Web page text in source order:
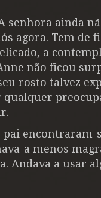
ainda
agora. Tem de
a
não ficou
rosto talvez
encontraram-
a menos
a usar